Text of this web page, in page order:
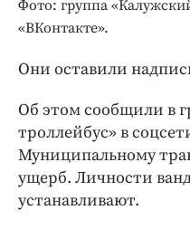
Интересное
Клиника года
Бренд года
Фото: группа
«ВКонтакте».
Они оставили
Об этом сообщили в
троллейбус» в
Муниципальному
ущерб. Личности
устанавливают.